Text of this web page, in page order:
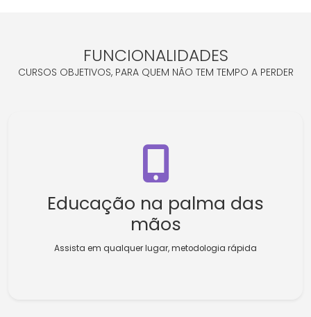
FUNCIONALIDADES
CURSOS OBJETIVOS, PARA QUEM NÃO TEM TEMPO A PERDER
Educação na palma das
mãos
Assista em qualquer lugar, metodologia rápida